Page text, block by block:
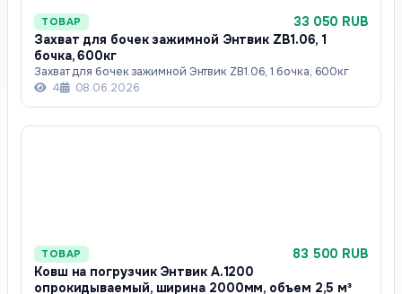
ТОВАР
33 050 RUB
Захват для бочек зажимной Энтвик ZB1.06, 1
бочка, 600кг
Захват для бочек зажимной Энтвик ZB1.06, 1 бочка, 600кг
4
08.06.2026
ТОВАР
83 500 RUB
Ковш на погрузчик Энтвик А.1200
опрокидываемый, ширина 2000мм, объем 2,5 м³